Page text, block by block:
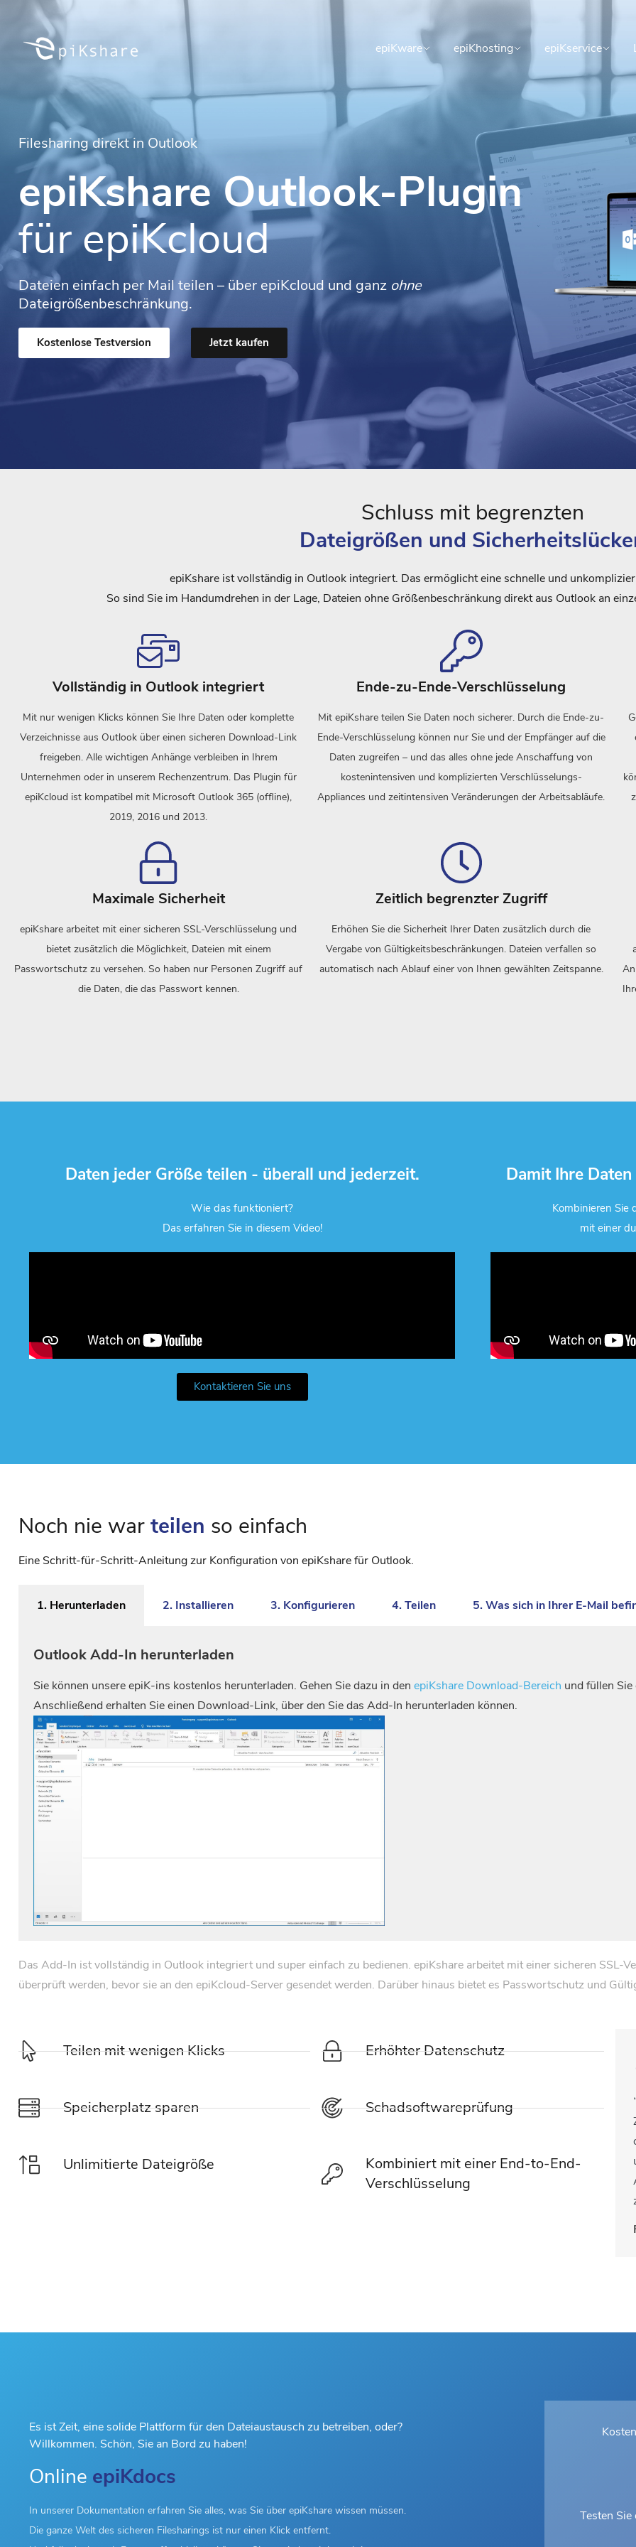
epiKware epiKhosting epiKservice
Filesharing direkt in Outlook
epiKshare Outlook-Plugin
für epiKcloud
Dateien einfach per Mail teilen – über epiKcloud und ganz ohne
Dateigrößenbeschränkung.
Kostenlose Testversion Jetzt kaufen
Schluss mit begrenzten
Dateigrößen und
epiKshare ist vollständig in Outlook integriert. Das ermöglicht eine schnelle und
So sind Sie im Handumdrehen in der Lage, Dateien ohne Größenbeschränkung direkt aus Outlook an
Vollständig in Outlook integriert
Mit nur wenigen Klicks können Sie Ihre Daten oder komplette
Verzeichnisse aus Outlook über einen sicheren Download-Link
freigeben. Alle wichtigen Anhänge verbleiben in Ihrem
Unternehmen oder in unserem Rechenzentrum. Das Plugin für
epiKcloud ist kompatibel mit Microsoft Outlook 365 (offline),
2019, 2016 und 2013.
Ende-zu-Ende-Verschlüsselung
Mit epiKshare teilen Sie Daten noch sicherer. Durch die Ende-zu-
Ende-Verschlüsselung können nur Sie und der Empfänger auf die
Daten zugreifen – und das alles ohne jede Anschaffung von
kostenintensiven und komplizierten Verschlüsselungs-
Appliances und zeitintensiven Veränderungen der Arbeitsabläufe.
Maximale Sicherheit
epiKshare arbeitet mit einer sicheren SSL-Verschlüsselung und
bietet zusätzlich die Möglichkeit, Dateien mit einem
Passwortschutz zu versehen. So haben nur Personen Zugriff auf
die Daten, die das Passwort kennen.
Zeitlich begrenzter Zugriff
Erhöhen Sie die Sicherheit Ihrer Daten zusätzlich durch die
Vergabe von Gültigkeitsbeschränkungen. Dateien verfallen so
automatisch nach Ablauf einer von Ihnen gewählten Zeitspanne.
Daten jeder Größe teilen - überall und jederzeit.
Wie das funktioniert?
Das erfahren Sie in diesem Video!
Kontaktieren Sie uns
Damit Ihre
Kombinieren Sie
mit einer
Noch nie warteilen so einfach
Eine Schritt-für-Schritt-Anleitung zur Konfiguration von epiKshare für Outlook.
1. Herunterladen 2. Installieren 3. Konfigurieren 4. Teilen 5. Was sich in Ihrer E-Mail
Outlook Add-In herunterladen
Sie können unsere epiK-ins kostenlos herunterladen. Gehen Sie dazu in den epiKshare Download-Bereich und füllen
Anschließend erhalten Sie einen Download-Link, über den Sie das Add-In herunterladen können.
Das Add-In ist vollständig in Outlook integriert und super einfach zu bedienen. epiKshare arbeitet mit einer sicheren SSL-
überprüft werden, bevor sie an den epiKcloud-Server gesendet werden. Darüber hinaus bietet es Passwortschutz und
Teilen mit wenigen Klicks
Speicherplatz sparen
Unlimitierte Dateigröße
Erhöhter Datenschutz
Schadsoftwareprüfung
Kombiniert mit einer End-to-End-
Verschlüsselung
Es ist Zeit, eine solide Plattform für den Dateiaustausch zu betreiben, oder?
Willkommen. Schön, Sie an Bord zu haben!
Online epiKdocs
In unserer Dokumentation erfahren Sie alles, was Sie über epiKshare wissen müssen.
Die ganze Welt des sicheren Filesharings ist nur einen Klick entfernt.
Testen